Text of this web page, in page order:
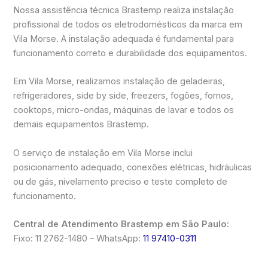
Nossa assistência técnica Brastemp realiza instalação
profissional de todos os eletrodomésticos da marca em
Vila Morse. A instalação adequada é fundamental para
funcionamento correto e durabilidade dos equipamentos.
Em Vila Morse, realizamos instalação de geladeiras,
refrigeradores, side by side, freezers, fogões, fornos,
cooktops, micro-ondas, máquinas de lavar e todos os
demais equipamentos Brastemp.
O serviço de instalação em Vila Morse inclui
posicionamento adequado, conexões elétricas, hidráulicas
ou de gás, nivelamento preciso e teste completo de
funcionamento.
Central de Atendimento Brastemp em São Paulo:
Fixo: 11 2762-1480 – WhatsApp:11 97410-0311